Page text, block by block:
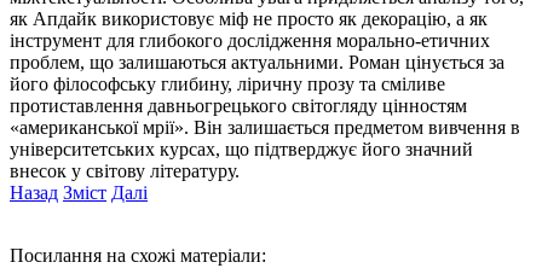
як Апдайк використовує міф не просто як декорацію, а як
інструмент для глибокого дослідження морально-етичних
проблем, що залишаються актуальними. Роман цінується за
його філософську глибину, ліричну прозу та сміливе
протиставлення давньогрецького світогляду цінностям
«американської мрії». Він залишається предметом вивчення в
університетських курсах, що підтверджує його значний
внесок у світову літературу.
Назад Зміст Далі
Посилання на схожі матеріали: